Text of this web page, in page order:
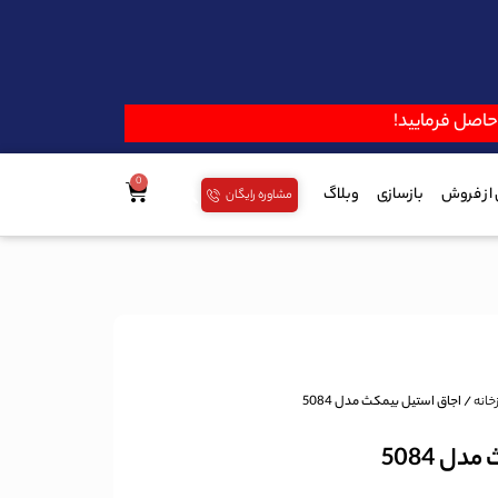
فرمایید!
فروش بازسازی وبلاگ مشاوره رایگان
/ اجاق استیل بیمکث مدل 5084
5084